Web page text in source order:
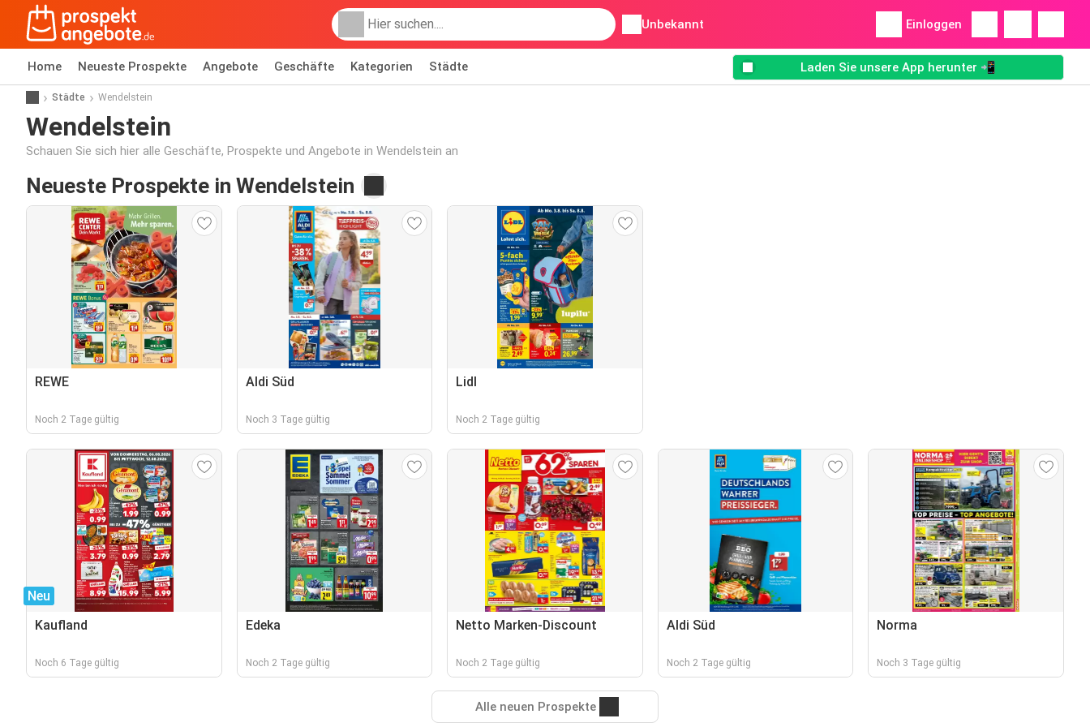
Unbekannt Einloggen
Home Neueste Prospekte Angebote Geschäfte Kategorien Städte Laden Sie unsere App herunter 📲
Städte Wendelstein
Wendelstein
Schauen Sie sich hier alle Geschäfte, Prospekte und Angebote in Wendelstein an
Neueste Prospekte in Wendelstein
REWE
Noch 2 Tage gültig
Aldi Süd
Noch 3 Tage gültig
Lidl
Noch 2 Tage gültig
Neu
Kaufland
Noch 6 Tage gültig
Edeka
Noch 2 Tage gültig
Netto Marken-Discount
Noch 2 Tage gültig
Aldi Süd
Noch 2 Tage gültig
Norma
Noch 3 Tage gültig
Alle neuen Prospekte